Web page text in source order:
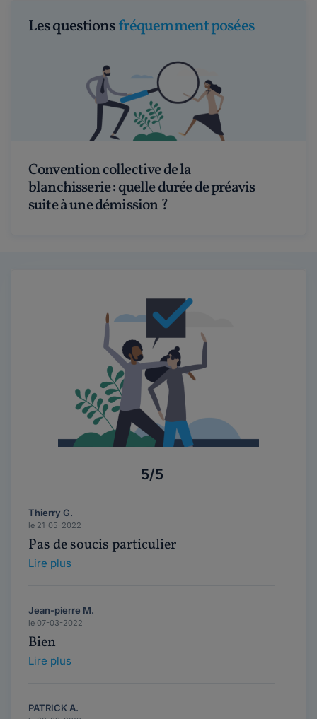
Les questionsfréquemment posées
Convention collective de la
blanchisserie : quelle durée de préavis
suite à une démission ?
5/5
Thierry G.
le 21-05-2022
Pas de soucis particulier
Lire plus
Jean-pierre M.
le 07-03-2022
Bien
Lire plus
PATRICK A.